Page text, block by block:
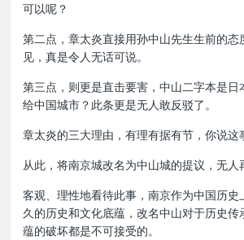
可以呢？
第二点，章太炎直接用孙中山先生生前的态
见，真是令人无话可说。
第三点，则更是直击要害，中山二字本是日
给中国城市？此条更是无人敢反驳了。
章太炎的三大理由，有理有据有节，你说这
从此，将南京城改名为中山城的提议，无人
客观、理性地看待此事，南京作为中国历史
久的历史和文化底蕴，改名中山对于历史传
蕴的破坏都是不可接受的。